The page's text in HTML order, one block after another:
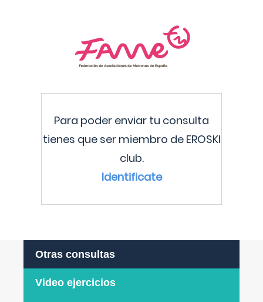
Para poder enviar tu consulta
tienes que ser miembro de EROSKI
club.
Identificate
Otras consultas
Video ejercicios